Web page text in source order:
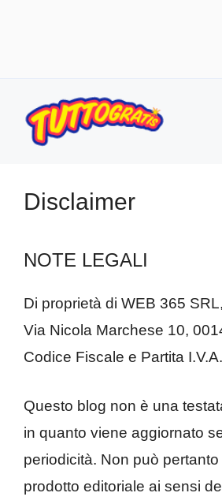
contenuto
Disclaimer
NOTE LEGALI
Di proprietà di WEB 365
Via Nicola Marchese 10,
Codice Fiscale e Partita
Questo blog non è una
in quanto viene aggiornato
periodicità. Non può
prodotto editoriale ai sensi